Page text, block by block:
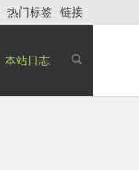
热门标签 链接
本站日志